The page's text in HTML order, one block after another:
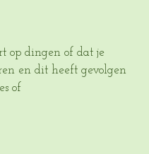
op dingen of dat je
en dit heeft gevolgen
of